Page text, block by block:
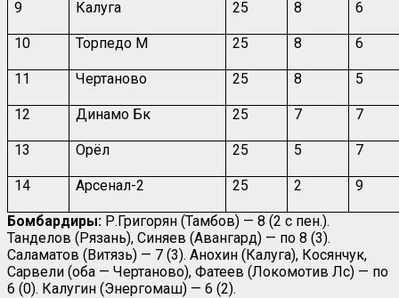
9 Калуга 25 8 6
10 Торпедо М 25 8 6
11 Чертаново 25 8 5
12 Динамо Бк 25 7 7
13 Орёл 25 5 7
14 Арсенал-2 25 2 9
Бомбардиры: Р.Григорян (Тамбов) — 8 (2 с пен.).
Танделов (Рязань), Синяев (Авангард) — по 8 (3).
Саламатов (Витязь) — 7 (3). Анохин (Калуга), Косянчук,
Сарвели (оба — Чертаново), Фатеев (Локомотив Лс) — по
6 (0). Калугин (Энергомаш) — 6 (2).